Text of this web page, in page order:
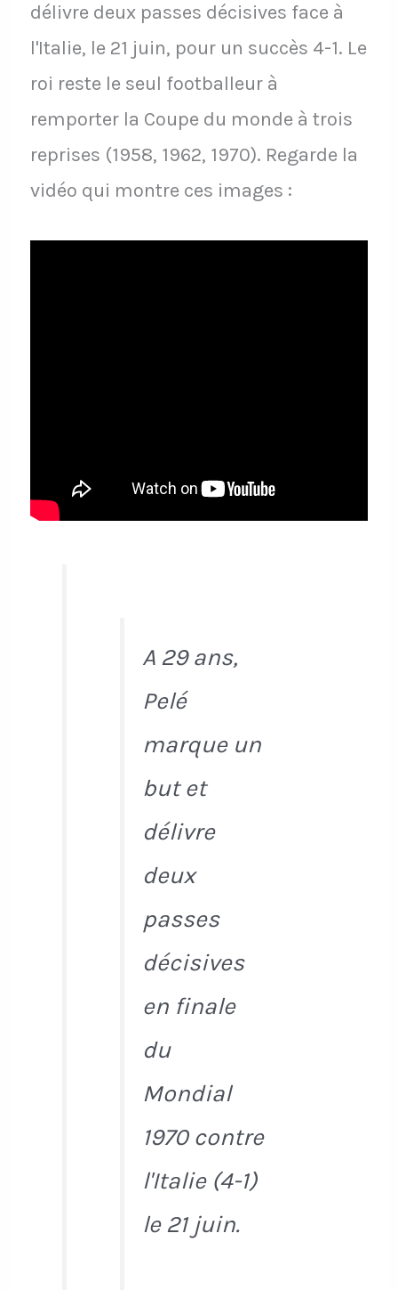
délivre deux passes décisives face à
l'Italie, le 21 juin, pour un succès 4-1. Le
roi reste le seul footballeur à
remporter la Coupe du monde à trois
reprises (1958, 1962, 1970). Regarde la
vidéo qui montre ces images :
A 29 ans,
Pelé
marque un
but et
délivre
deux
passes
décisives
en finale
du
Mondial
1970 contre
l'Italie (4-1)
le 21 juin.